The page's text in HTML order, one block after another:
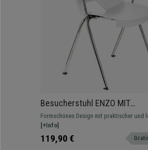
Besucherstuhl ENZO MIT
ARMLEHNEN, bequem,
stapelbar, Farbe Weiß
Formschönes Design mit praktischer und
Handhabung. In verschiedenen Farben und
Versionen erhältlich.
[+Info]
119,90 €